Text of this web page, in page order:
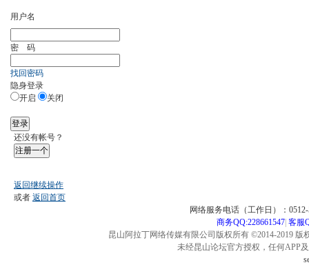
用户名
密 码
找回密码
隐身登录
开启
关闭
登录
还没有帐号？
注册一个
返回继续操作
或者 返回首页
网络服务电话（工作日）：
商务QQ:228661547| 客服
昆山阿拉丁网络传媒有限公司版权所有 ©2014-2019
未经昆山论坛官方授权，任何APP